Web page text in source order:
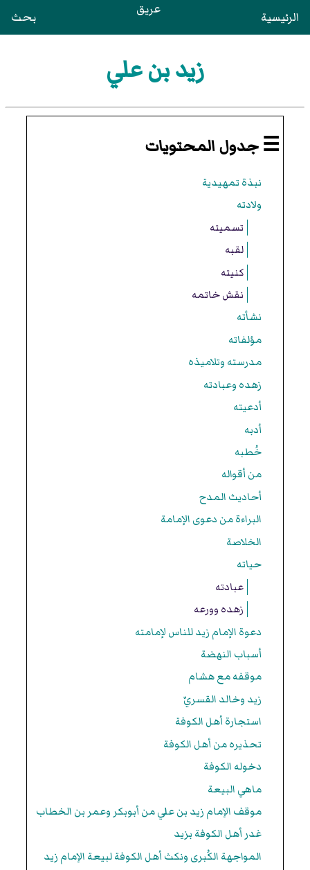
الرئيسية عريق بحث
زيد بن علي
☰ جدول المحتويات
نبذة تمهيدية
ولادته
تسميته
لقبه
كنيته
نقش خاتمه
نشأته
مؤلفاته
مدرسته وتلاميذه
زهده وعبادته
أدعيته
أدبه
خُطبه
من أقواله
أحاديث المدح
البراءة من دعوى الإمامة
الخلاصة
حياته
عبادته
زهده وورعه
دعوة الإمام زيد للناس لإمامته
أسباب النهضة
موقفه مع هشام
زيد وخالد القسريّ
استجارة أهل الكوفة
تحذيره من أهل الكوفة
دخوله الكوفة
ماهي البيعة
موقف الإمام زيد بن علي من أبوبكر وعمر بن الخطاب
غدر أهل الكوفة بزيد
المواجهة الكُبرى ونكث أهل الكوفة لبيعة الإمام زيد